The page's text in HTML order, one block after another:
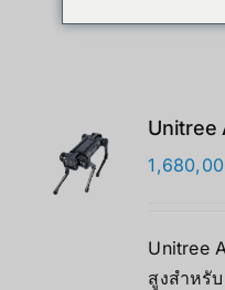
Unitree
Unitree
สูงสำหรั